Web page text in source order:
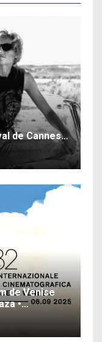
de Cannes…
de Venise
•…